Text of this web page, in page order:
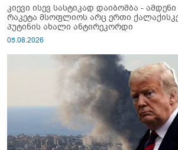
კიევი ისევ სასტიკად დაიბომბა -
რაკეტა მსოფლიოს არც ერთი
პუტინის ახალი ანტირეკორდი
05.08.2026